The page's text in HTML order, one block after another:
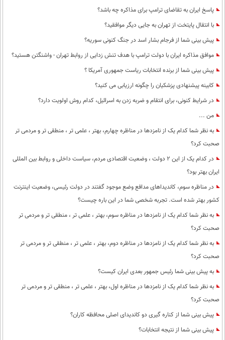
پاسخ ایران به تقاضای ترامپ برای مذاکره چه باشد؟
با انتقال پایتخت از تهران به جایی دیگر موافقید؟
پیش بینی شما از فرجام بشار اسد در جنگ کنونی سوریه؟
موافق مذاکره ایران با دولت ترامپ با هدف تنش زدایی از روابط تهران - واشنگتن هستید؟
پیش بینی شما از برنده انتخابات ریاست جمهوری آمریکا ؟
کابینه پیشنهادی پزشکیان را چگونه ارزیابی می کنید؟
در شرایط کنونی، برای انتقام و ضربه زدن به اسرائیل، کدام روش اولویت دارد؟
من ...
به نظر شما کدام یک از نامزدها در مناظره چهارم، بهتر ، علمی تر ، منطقی تر و مردمی تر
صحبت کرد؟
در کدام یک از این 2 دولت ، وضعیت اقتصادی مردم، سیاست داخلی و روابط بین المللی
ایران بهتر بود؟
در مناظره سوم، کاندیداهای مدافع وضع موجود گفتند در دولت رئیسی، وضعیت اینترنت
کشور بهتر شده است. تجربه شخصی شما در این باره چیست؟
به نظر شما کدام یک از نامزدها در مناظره سوم، بهتر ، علمی تر ، منطقی تر و مردمی تر
صحبت کرد؟
به نظر شما کدام یک از نامزدها در مناظره دوم، بهتر ، علمی تر ، منطقی تر و مردمی تر
صحبت کرد؟
به پیش بینی شما رئیس جمهور بعدی ایران کیست؟
به نظر شما کدام یک از نامزدها در مناظره اول، بهتر ، علمی تر ، منطقی تر و مردمی تر
صحبت کرد؟
پیش بینی شما از کناره گیری دو کاندیدای اصلی محافظه کاران؟
پیش بینی شما از نتیجه انتخابات؟